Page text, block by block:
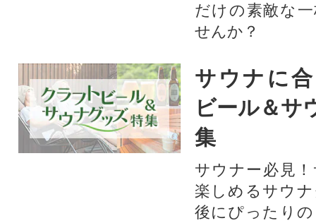
だけの素敵な
せんか？
サウナに
ビール＆サ
集
サウナー必見
楽しめるサウ
後にぴったり